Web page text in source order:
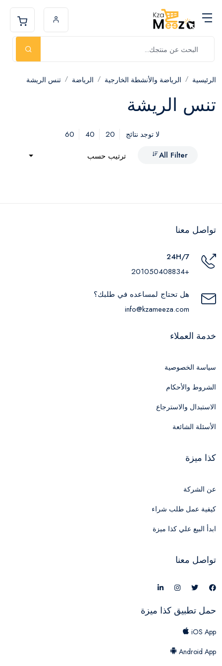
الرئيسية الرياضة والأنشطة الخارجية الرياضة تنس الريشة
تنس الريشة
لا توجد نتائج 20
40
60
All Filter
ترتيب حسب
تواصل معنا
24H/7
+201050408834
هل تحتاج لمساعده في طلبك؟
info@kzameeza.com
خدمة العملاء
سياسة الخصوصية
الشروط والأحكام
الاستبدال والاسترجاع
الأسئلة الشائعة
كذا ميزة
عن الشركة
كيفية عمل طلب شراء
ابدأ البيع علي كذا ميزة
تواصل معنا
حمل تطبيق كذا ميزة
iOS App
Android App